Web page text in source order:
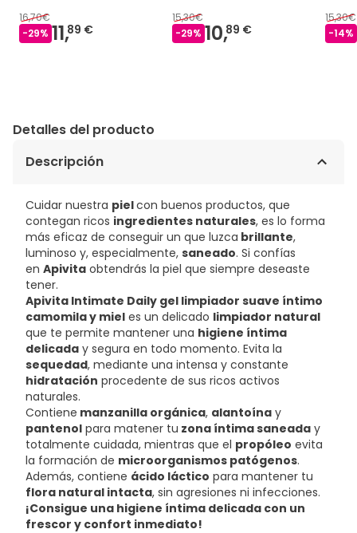
16,70€
-29% 11,89 €
15,30€
-29% 10,89 €
15,30€
-14%
Detalles del producto
Descripción
Cuidar nuestra pielcon buenos productos, que
contegan ricos ingredientes naturales, es lo forma
más eficaz de conseguir un que luzca brillante,
luminoso y, especialmente, saneado. Si confías
en Apivita obtendrás la piel que siempre deseaste
tener.
Apivita Intimate Daily gel limpiador suave íntimo
camomila y miel es un delicado limpiador natural
que te permite mantener una higiene íntima
delicada y segura en todo momento. Evita la
sequedad, mediante una intensa y constante
hidratación procedente de sus ricos activos
naturales.
Contiene manzanilla orgánica, alantoína y
pantenol para matener tu zona íntima saneada y
totalmente cuidada, mientras que el propóleo evita
la formación de microorganismos patógenos.
Además, contiene ácido láctico para mantener tu
flora natural intacta, sin agresiones ni infecciones.
¡Consigue una higiene íntima delicada con un
frescor y confort inmediato!